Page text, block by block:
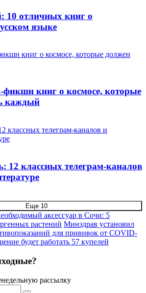
10 отличных книг о
языке
фикшн книг о космосе, которые
каждый
12 классных телеграм-каналов
Еще 10
аксессуар в Сочи: 5
растений Минздрав установил
для прививок от COVID-
будет работать 57 купелей
рассылку